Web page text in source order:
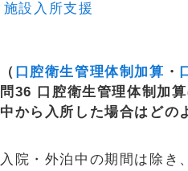
施設入所支援
（ 口腔衛生管理体制加算 ・
問36 口腔衛生管理体制加
中から入所した場合はどの
入院・外泊中の期間は除き